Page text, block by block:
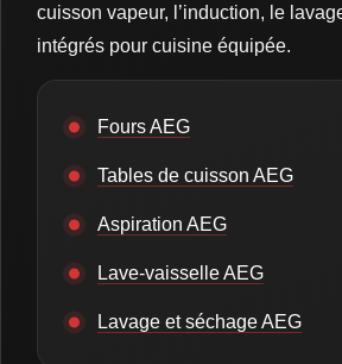
cuisson vapeur, l’induction, le
intégrés pour cuisine équipée.
Fours AEG
Tables de cuisson AEG
Aspiration AEG
Lave-vaisselle AEG
Lavage et séchage AEG